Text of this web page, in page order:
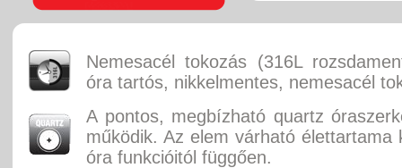
Nemesacél tokozás (316L
óra tartós, nikkelmentes, nemesacél
A pontos, megbízható quartz
működik. Az elem várható élettartama
óra funkcióitól függően.